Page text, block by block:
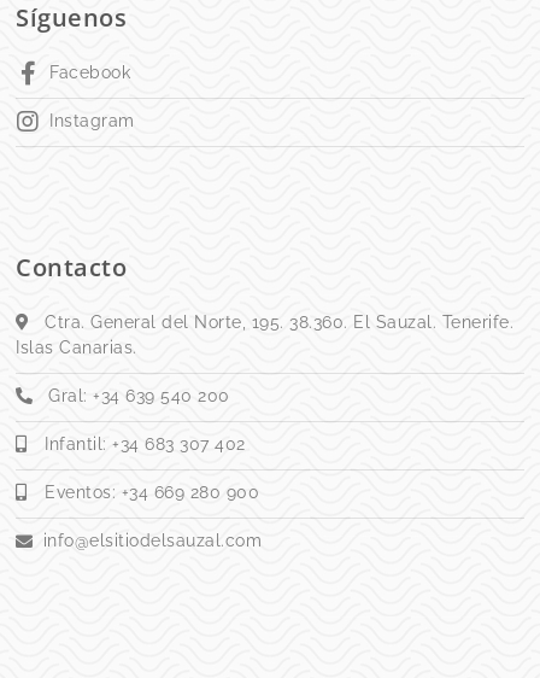
Síguenos
Facebook
Instagram
Contacto
Ctra. General del Norte, 195. 38.360. El Sauzal. Tenerife.
Islas Canarias.
Gral: +34 639 540 200
Infantil: +34 683 307 402
Eventos: +34 669 280 900
info@elsitiodelsauzal.com